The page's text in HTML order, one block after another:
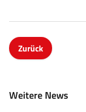
Zurück
Weitere News